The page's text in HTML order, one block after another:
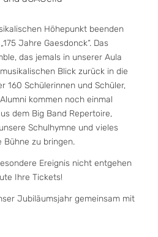
Höhepunkt beenden
Jahre Gaesdonck“. Das
das jemals in unserer Aula
Blick zurück in die
160 Schülerinnen und Schüler,
kommen noch einmal
dem Big Band Repertoire,
Schulhymne und vieles
Bühne zu bringen.
Ereignis nicht entgehen
Ihre Tickets!
Jubiläumsjahr gemeinsam mit